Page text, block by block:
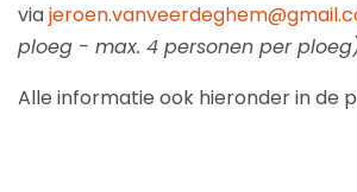
via
ploeg - max. 4 personen per
Alle informatie ook hieronder in de